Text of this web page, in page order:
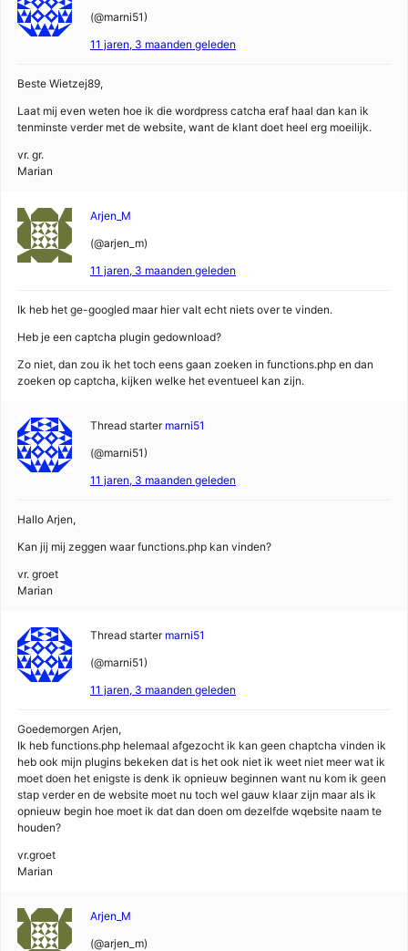
(@marni51)
11 jaren, 3 maanden geleden
Beste Wietzej89,
Laat mij even weten hoe ik die wordpress catcha eraf haal dan kan ik
tenminste verder met de website, want de klant doet heel erg moeilijk.
vr. gr.
Marian
Arjen_M
(@arjen_m)
11 jaren, 3 maanden geleden
Ik heb het ge-googled maar hier valt echt niets over te vinden.
Heb je een captcha plugin gedownload?
Zo niet, dan zou ik het toch eens gaan zoeken in functions.php en dan
zoeken op captcha, kijken welke het eventueel kan zijn.
Thread starter marni51
(@marni51)
11 jaren, 3 maanden geleden
Hallo Arjen,
Kan jij mij zeggen waar functions.php kan vinden?
vr. groet
Marian
Thread starter marni51
(@marni51)
11 jaren, 3 maanden geleden
Goedemorgen Arjen,
Ik heb functions.php helemaal afgezocht ik kan geen chaptcha vinden ik
heb ook mijn plugins bekeken dat is het ook niet ik weet niet meer wat ik
moet doen het enigste is denk ik opnieuw beginnen want nu kom ik geen
stap verder en de website moet nu toch wel gauw klaar zijn maar als ik
opnieuw begin hoe moet ik dat dan doen om dezelfde wqebsite naam te
houden?
vr.groet
Marian
Arjen_M
(@arjen_m)